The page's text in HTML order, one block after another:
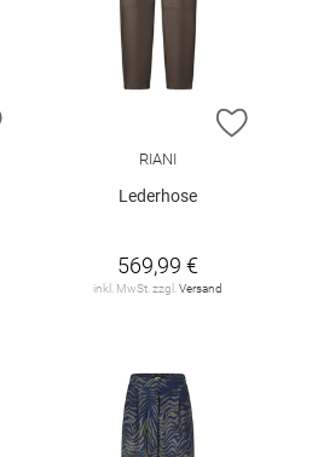
ZUR WUNSCHLISTE HINZUFÜGEN
ZUR
RIANI
Lederhose
569,99 €
inkl. MwSt. zzgl. Versand